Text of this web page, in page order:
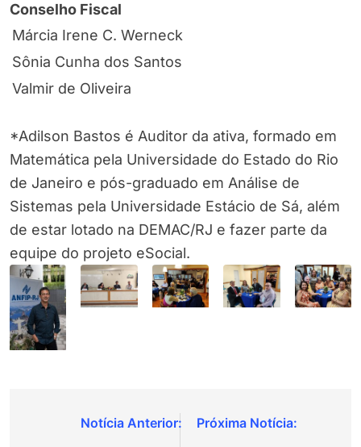
Conselho Fiscal
Márcia Irene C. Werneck
Sônia Cunha dos Santos
Valmir de Oliveira
*Adilson Bastos é Auditor da ativa, formado em
Matemática pela Universidade do Estado do Rio
de Janeiro e pós-graduado em Análise de
Sistemas pela Universidade Estácio de Sá, além
de estar lotado na DEMAC/RJ e fazer parte da
equipe do projeto eSocial.
Navegação